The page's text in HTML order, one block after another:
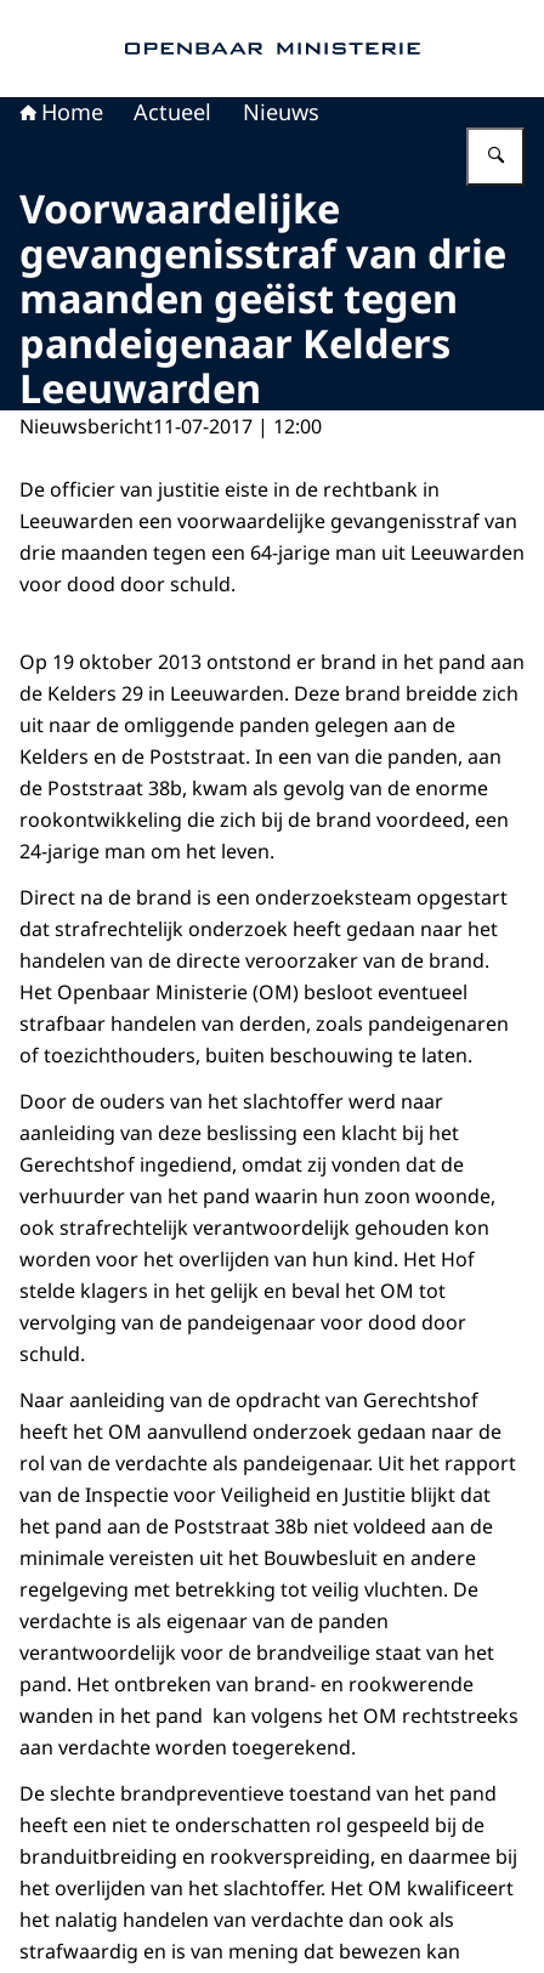
Home Actueel Nieuws
Voorwaardelijke
gevangenisstraf van drie
maanden geëist tegen
pandeigenaar Kelders
Leeuwarden
Nieuwsbericht11-07-2017 | 12:00
De officier van justitie eiste in de rechtbank in
Leeuwarden een voorwaardelijke gevangenisstraf van
drie maanden tegen een 64-jarige man uit Leeuwarden
voor dood door schuld.
Op 19 oktober 2013 ontstond er brand in het pand aan
de Kelders 29 in Leeuwarden. Deze brand breidde zich
uit naar de omliggende panden gelegen aan de
Kelders en de Poststraat. In een van die panden, aan
de Poststraat 38b, kwam als gevolg van de enorme
rookontwikkeling die zich bij de brand voordeed, een
24-jarige man om het leven.
Direct na de brand is een onderzoeksteam opgestart
dat strafrechtelijk onderzoek heeft gedaan naar het
handelen van de directe veroorzaker van de brand.
Het Openbaar Ministerie (OM) besloot eventueel
strafbaar handelen van derden, zoals pandeigenaren
of toezichthouders, buiten beschouwing te laten.
Door de ouders van het slachtoffer werd naar
aanleiding van deze beslissing een klacht bij het
Gerechtshof ingediend, omdat zij vonden dat de
verhuurder van het pand waarin hun zoon woonde,
ook strafrechtelijk verantwoordelijk gehouden kon
worden voor het overlijden van hun kind. Het Hof
stelde klagers in het gelijk en beval het OM tot
vervolging van de pandeigenaar voor dood door
schuld.
Naar aanleiding van de opdracht van Gerechtshof
heeft het OM aanvullend onderzoek gedaan naar de
rol van de verdachte als pandeigenaar. Uit het rapport
van de Inspectie voor Veiligheid en Justitie blijkt dat
het pand aan de Poststraat 38b niet voldeed aan de
minimale vereisten uit het Bouwbesluit en andere
regelgeving met betrekking tot veilig vluchten. De
verdachte is als eigenaar van de panden
verantwoordelijk voor de brandveilige staat van het
pand. Het ontbreken van brand- en rookwerende
wanden in het pand kan volgens het OM rechtstreeks
aan verdachte worden toegerekend.
De slechte brandpreventieve toestand van het pand
heeft een niet te onderschatten rol gespeeld bij de
branduitbreiding en rookverspreiding, en daarmee bij
het overlijden van het slachtoffer. Het OM kwalificeert
het nalatig handelen van verdachte dan ook als
strafwaardig en is van mening dat bewezen kan